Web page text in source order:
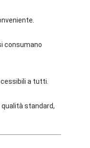
consumano
a tutti.
standard,